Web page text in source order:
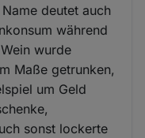
deutet auch
während
wurde
Maße getrunken,
um Geld
sonst lockerte